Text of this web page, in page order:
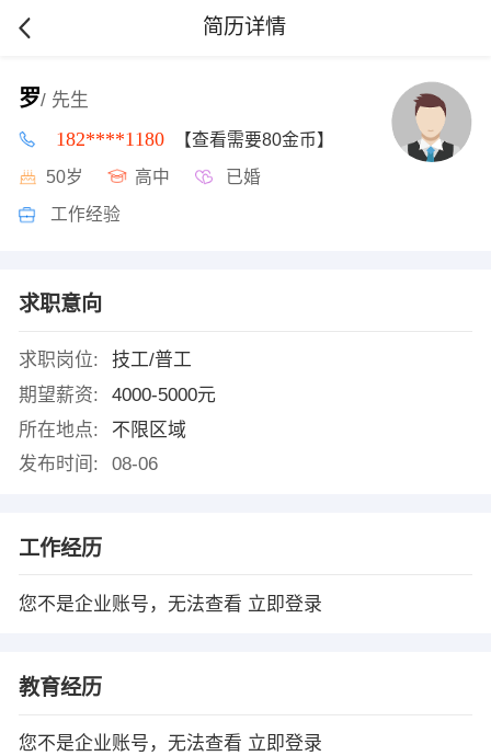
简历详情
罗/ 先生
182****1180 【查看需要80金币】
50岁 高中 已婚
工作经验
求职意向
求职岗位:
技工/普工
期望薪资:
4000-5000元
所在地点:
不限区域
发布时间:
08-06
工作经历
您不是企业账号，无法查看 立即登录
教育经历
您不是企业账号，无法查看 立即登录